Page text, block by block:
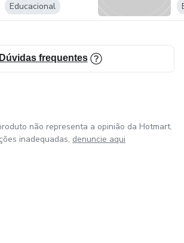
Educacional
Dúvidas frequentes
não representa a opinião da Hotmart.
inadequadas, denuncie aqui